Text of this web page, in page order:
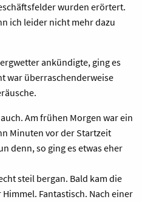
wurden erörtert.
ich leider nicht mehr dazu
ankündigte, ging es
war überraschenderweise
Am frühen Morgen war ein
Minuten vor der Startzeit
denn, so ging es etwas eher
steil bergan. Bald kam die
Fantastisch. Nach einer